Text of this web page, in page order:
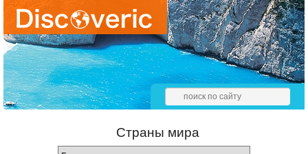
Страны мира